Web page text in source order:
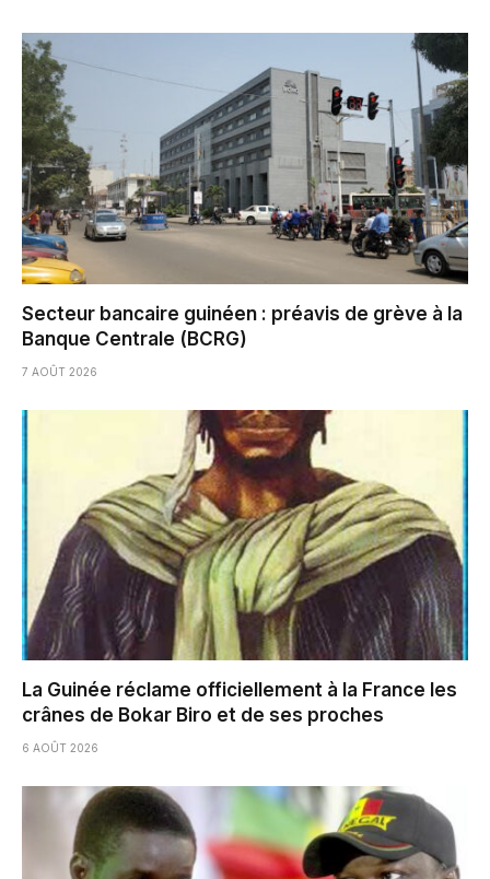
Secteur bancaire guinéen : préavis de grève à la
Banque Centrale (BCRG)
7 AOÛT 2026
La Guinée réclame officiellement à la France les
crânes de Bokar Biro et de ses proches
6 AOÛT 2026